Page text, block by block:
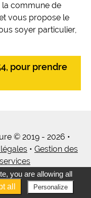
la commune de
vous propose le
soyer particulier,
pour prendre
© 2019 - 2026 •
• Gestion des
you are allowing all
all Personalize